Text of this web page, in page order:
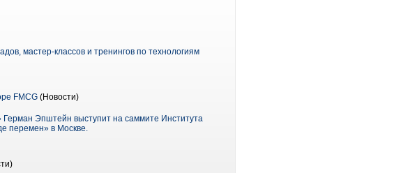
мастер-классов и тренингов по технологиям
FMCG (Новости)
Эпштейн выступит на саммите Института
перемен» в Москве.